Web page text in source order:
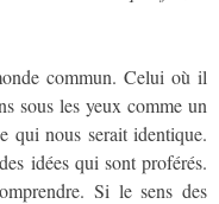
commun. Celui où il
sous les yeux comme un
qui nous serait identique.
idées qui sont proférés.
Si le sens des